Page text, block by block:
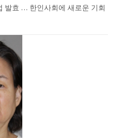
발효 … 한인사회에 새로운 기회